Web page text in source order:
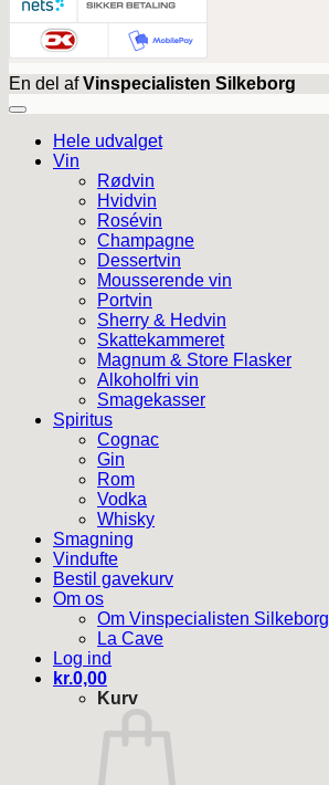
En del afVinspecialisten Silkeborg
Hele udvalget
Vin
Rødvin
Hvidvin
Rosévin
Champagne
Dessertvin
Mousserende vin
Portvin
Sherry & Hedvin
Skattekammeret
Magnum & Store Flasker
Alkoholfri vin
Smagekasser
Spiritus
Cognac
Gin
Rom
Vodka
Whisky
Smagning
Vindufte
Bestil gavekurv
Om os
Om Vinspecialisten Silkeborg
La Cave
Log ind
kr.0,00
Kurv